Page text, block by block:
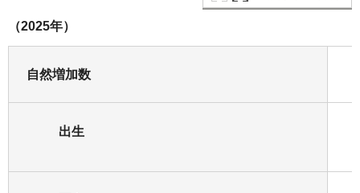
（2025年）
自然増加数
出生